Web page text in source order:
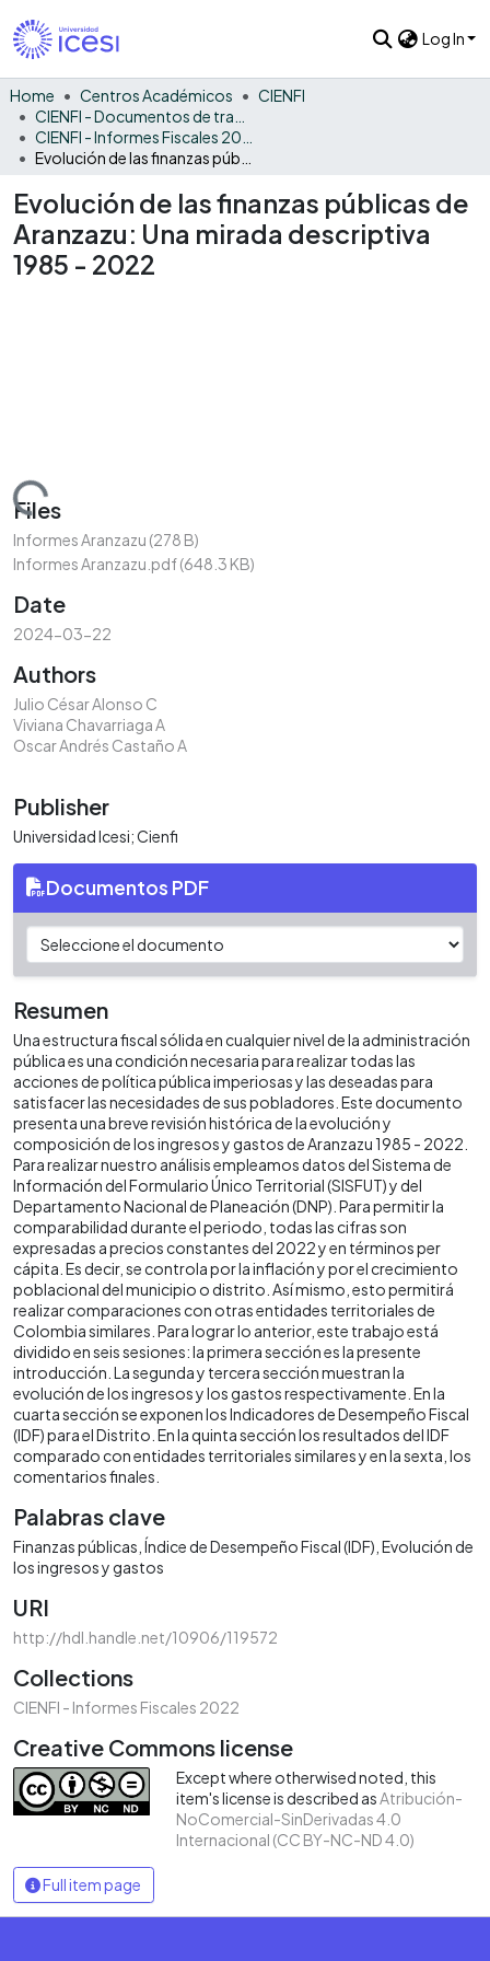
Log In
Home Centros Académicos
CIENFI
Evolución de las finanzas públicas de
Aranzazu: Una mirada descriptiva
1985 - 2022
Loading...
Files
Informes Aranzazu (278 B)
Informes Aranzazu.pdf(648.3 KB)
Date
2024-03-22
Authors
Julio César Alonso C
Viviana Chavarriaga A
Oscar Andrés Castaño A
Publisher
Universidad Icesi; Cienfi
Documentos PDF
Resumen
Una estructura fiscal sólida en cualquier nivel de la administración
pública es una condición necesaria para realizar todas las
acciones de política pública imperiosas y las deseadas para
satisfacer las necesidades de sus pobladores. Este documento
presenta una breve revisión histórica de la evolución y
composición de los ingresos y gastos de Aranzazu 1985 - 2022.
Para realizar nuestro análisis empleamos datos del Sistema de
Información del Formulario Único Territorial (SISFUT) y del
Departamento Nacional de Planeación (DNP). Para permitir la
comparabilidad durante el periodo, todas las cifras son
expresadas a precios constantes del 2022 y en términos per
cápita. Es decir, se controla por la inflación y por el crecimiento
poblacional del municipio o distrito. Así mismo, esto permitirá
realizar comparaciones con otras entidades territoriales de
Colombia similares. Para lograr lo anterior, este trabajo está
dividido en seis sesiones: la primera sección es la presente
introducción. La segunda y tercera sección muestran la
evolución de los ingresos y los gastos respectivamente. En la
cuarta sección se exponen los Indicadores de Desempeño Fiscal
(IDF) para el Distrito. En la quinta sección los resultados del IDF
comparado con entidades territoriales similares y en la sexta, los
comentarios finales.
Palabras clave
Finanzas públicas Índice de Desempeño Fiscal (IDF) Evolución de
los ingresos y gastos
URI
http://hdl.handle.net/10906/119572
Collections
CIENFI - Informes Fiscales 2022
Creative Commons license
Except where otherwised noted, this
item's license is described asAtribución-
NoComercial-SinDerivadas 4.0
Internacional (CC BY-NC-ND 4.0)
Full item page